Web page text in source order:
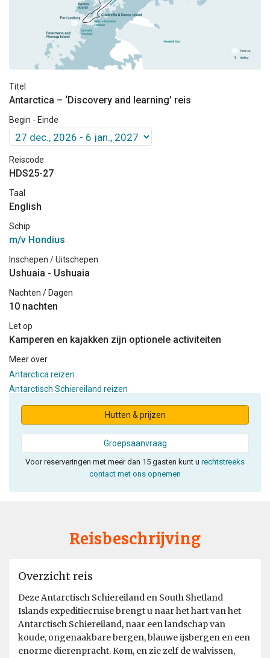
Titel
Antarctica – ‘Discovery and learning’ reis
Begin - Einde
Reiscode
HDS25-27
Taal
English
Schip
m/v Hondius
Inschepen / Uitschepen
Ushuaia - Ushuaia
Nachten / Dagen
10 nachten
Let op
Kamperen en kajakken zijn optionele activiteiten
Meer over
Antarctica reizen
Antarctisch Schiereiland reizen
Hutten & prijzen
Groepsaanvraag
Voor reserveringen met meer dan 15 gasten kunt u rechtstreeks
contact met ons opnemen
Reisbeschrijving
Overzicht reis
Deze Antarctisch Schiereiland en South Shetland
Islands expeditiecruise brengt u naar het hart van het
Antarctisch Schiereiland, naar een landschap van
koude, ongenaakbare bergen, blauwe ijsbergen en een
enorme dierenpracht. Kom, en zie zelf de walvissen,